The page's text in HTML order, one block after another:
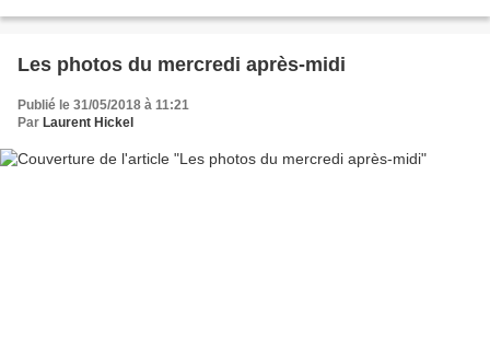
Les photos du mercredi après-midi
Publié le 31/05/2018 à 11:21
Par Laurent Hickel